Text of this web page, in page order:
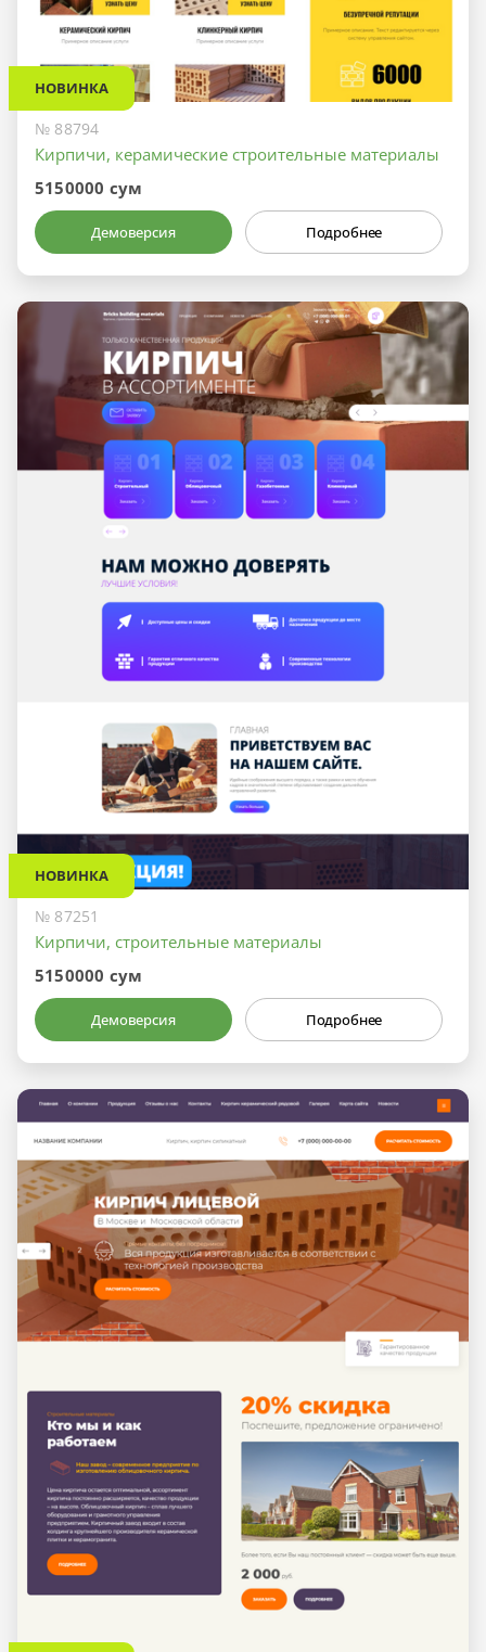
НОВИНКА
№ 88794
Кирпичи, керамические строительные материалы
5150000 сум
Демоверсия Подробнее
НОВИНКА
№ 87251
Кирпичи, строительные материалы
5150000 сум
Демоверсия Подробнее